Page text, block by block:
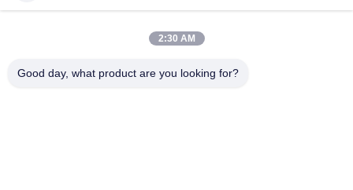
Espectáculo VR
Recorrido Por La Fábrica
2:30 AM
Good day, what product are you looking for?